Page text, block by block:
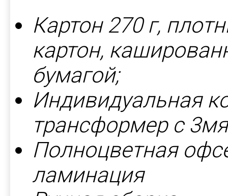
Картон 270 г,
картон,
бумагой;
Индивидуальная
трансформер с
Полноцветная
ламинация